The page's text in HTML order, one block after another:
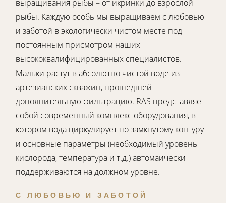
выращивания рыбы – от икринки до взрослой
рыбы. Каждую особь мы выращиваем с любовью
и заботой в экологически чистом месте под
постоянным присмотром наших
высококвалифицированных специалистов.
Мальки растут в абсолютно чистой воде из
артезианских скважин, прошедшей
дополнительную фильтрацию. RAS представляет
собой современный комплекс оборудования, в
котором вода циркулирует по замкнутому контуру
и основные параметры (необходимый уровень
кислорода, температура и т.д.) автомаически
поддерживаются на должном уровне.
С ЛЮБОВЬЮ И ЗАБОТОЙ